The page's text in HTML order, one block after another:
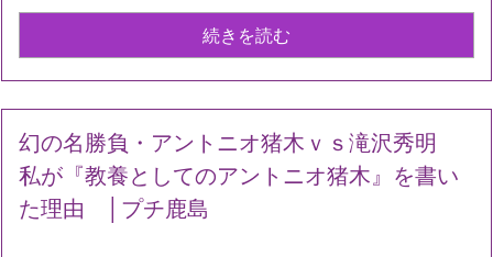
続きを読む
幻の名勝負・アントニオ猪木ｖｓ滝沢秀明
私が『教養としてのアントニオ猪木』を書い
た理由 │プチ鹿島